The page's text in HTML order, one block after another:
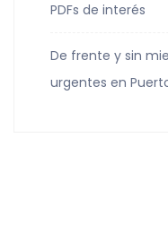
PDFs de interés
De frente y sin
urgentes en